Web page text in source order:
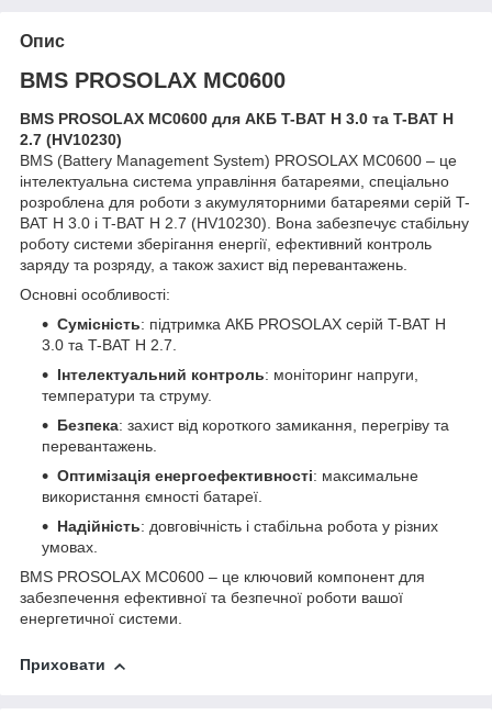
Опис
BMS PROSOLAX МС0600
BMS PROSOLAX МС0600 для АКБ T-BAT H 3.0 та T-BAT H
2.7 (HV10230)
BMS (Battery Management System) PROSOLAX МС0600 – це
інтелектуальна система управління батареями, спеціально
розроблена для роботи з акумуляторними батареями серій T-
BAT H 3.0 і T-BAT H 2.7 (HV10230). Вона забезпечує стабільну
роботу системи зберігання енергії, ефективний контроль
заряду та розряду, а також захист від перевантажень.
Основні особливості:
Сумісність: підтримка АКБ PROSOLAX серій T-BAT H
3.0 та T-BAT H 2.7.
Інтелектуальний контроль: моніторинг напруги,
температури та струму.
Безпека: захист від короткого замикання, перегріву та
перевантажень.
Оптимізація енергоефективності: максимальне
використання ємності батареї.
Надійність: довговічність і стабільна робота у різних
умовах.
BMS PROSOLAX МС0600 – це ключовий компонент для
забезпечення ефективної та безпечної роботи вашої
енергетичної системи.
Приховати